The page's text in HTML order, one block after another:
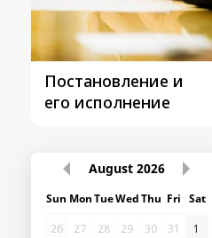
Постановление и
его исполнение
August 2026
Sun MonTueWedThu Fri Sat
26
27 28 29 30 31
1